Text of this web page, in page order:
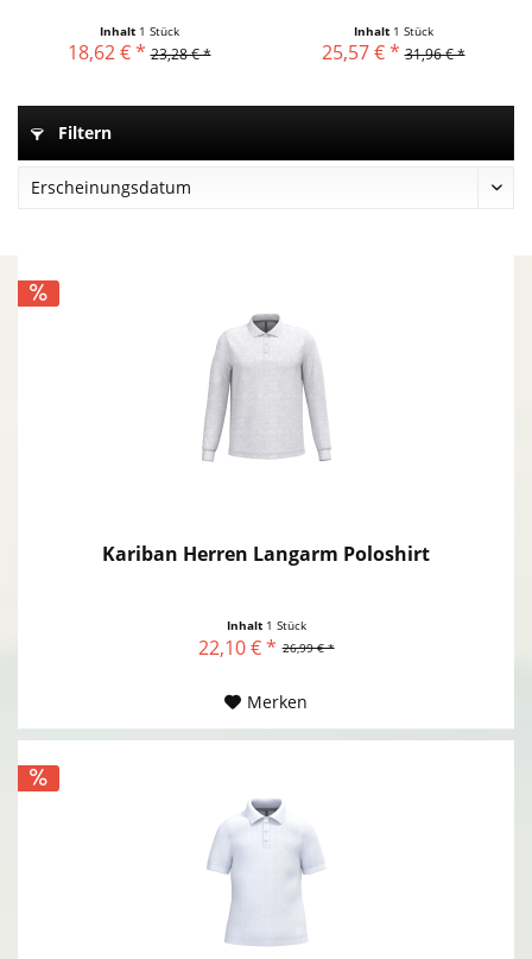
Inhalt 1 Stück
18,62 € * 23,28 € *
Inhalt 1 Stück
25,57 € * 31,96 € *
Filtern
Kariban Herren Langarm Poloshirt
Inhalt 1 Stück
26,99 € *
22,10 € *
Merken